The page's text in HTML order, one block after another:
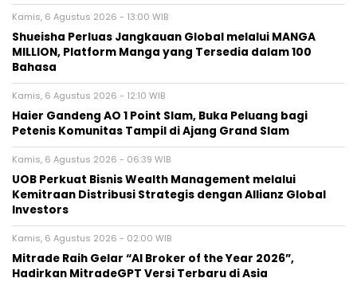
Kamis, 6 Agustus 2026 - 13:00 WIB
Shueisha Perluas Jangkauan Global melalui MANGA
MILLION, Platform Manga yang Tersedia dalam 100
Bahasa
Kamis, 6 Agustus 2026 - 12:10 WIB
Haier Gandeng AO 1 Point Slam, Buka Peluang bagi
Petenis Komunitas Tampil di Ajang Grand Slam
Kamis, 6 Agustus 2026 - 06:39 WIB
UOB Perkuat Bisnis Wealth Management melalui
Kemitraan Distribusi Strategis dengan Allianz Global
Investors
Kamis, 6 Agustus 2026 - 02:00 WIB
Mitrade Raih Gelar “AI Broker of the Year 2026”,
Hadirkan MitradeGPT Versi Terbaru di Asia